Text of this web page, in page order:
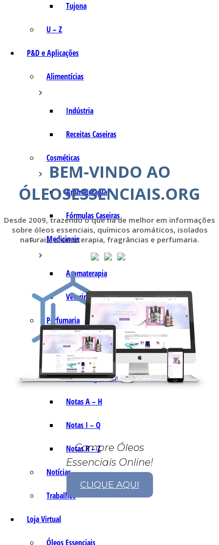
Tujona
U – Z
P&D e Aplicações
Alimentícias
Indústria
Receitas Caseiras
Cosméticas
Aromaterapia
Fórmulas Caseiras
Medicinais
Aromaterapia
Veterinária
Perfumaria
As Notas e Famílias Olfativas
Marketing Olfativo
Notas A – H
Notas I – Q
Notas R – Z
Notícias
Trabalhos
Loja Virtual
Óleos Essenciais
BEM-VINDO AO
ÓLEOSESSENCIAIS.ORG
Desde 2009, trazendo o que há de melhor em informações
sobre óleos essenciais, químicos aromáticos, isolados
naturais, aromaterapia, fragrâncias e perfumaria.
Compre Óleos
Essenciais Online!
CLIQUE AQUI